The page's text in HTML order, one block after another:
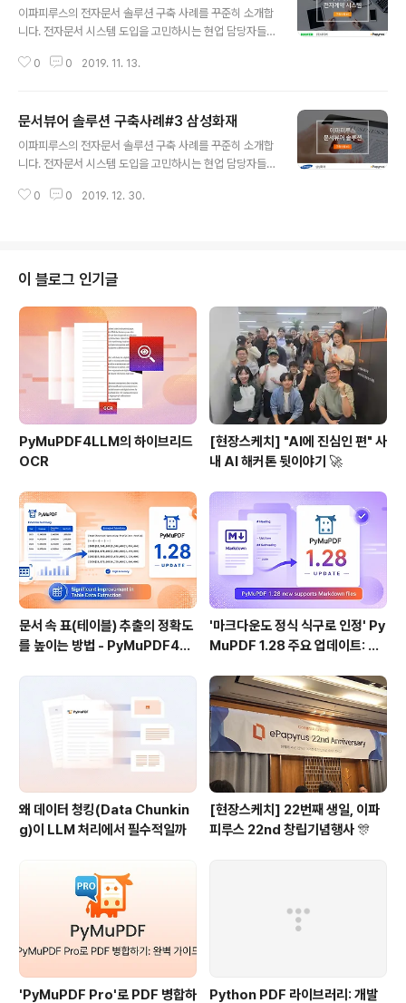
하는 투자설명서와 약관 등 리스트를 보여주고 한 화면에
서 순차적으로 열람하면서 바로 동의처리가 가능하도록 P
릭횟수를 절반으로 줄였다. 사용자가 파일을 다운로드할
이파피루스의 전자문서 솔루션 구축 사례를 꾸준히 소개합
니다. 전자문서 시스템 도입을 고민하시는 현업 담당자들
바랍니다. 안녕하세요, 이파피루스입니다. 이번에 소개드
껴보셨을 겁니다. 계약서를 인쇄하고, 날인해서 발송하고,
다시 상대방이 날인한 서류를 사무실로 받아보고…. 계약
업무는 생각보다 많은 시간과, 예상보다 많은 비용(퀵 배송
오지 않아서 전화해 보면 심지어 이런 대답도 들리곤 하죠.
0 0 2019. 11. 13.
문서뷰어 솔루션 구축사례#3 삼성화재
이파피루스의 전자문서 솔루션 구축 사례를 꾸준히 소개합
니다. 전자문서 시스템 도입을 고민하시는 현업 담당자들
바랍니다. 안녕하세요, 이파피루스입니다. 이번에 소개드
험상품을 제공하고 있는 만큼 RC(Risk Consultant)라고
불리는 보험설계사 교육에도 심혈을 기울이고 있는데요.
신입 RC들은 첫 6개월 동안 전국 각 지역의 ‘육성지점’에
서 집중교육을 받고, 이후에도 사내 손해보험대학(SSU)과
연계된 체계적인 교육과정을 거치게 됩니다. 교육체계가
촘촘하다는 것은 그만큼 교..
0 0 2019. 12. 30.
이 블로그 인기글
PyMuPDF4LLM의 하이브리드
OCR
[현장스케치] "AI에 진심인 편" 사
내 AI 해커톤 뒷이야기 🚀
문서 속 표(테이블) 추출의 정확도
를 높이는 방법 - PyMuPDF4LL
'마크다운도 정식 식구로 인정' Py
MuPDF 1.28 주요 업데이트: 샘
왜 데이터 청킹(Data Chunkin
g)이 LLM 처리에서 필수적일까
[현장스케치] 22번째 생일, 이파
피루스 22nd 창립기념행사 🎊
'PyMuPDF Pro'로 PDF 병합하 Python PDF 라이브러리: 개발